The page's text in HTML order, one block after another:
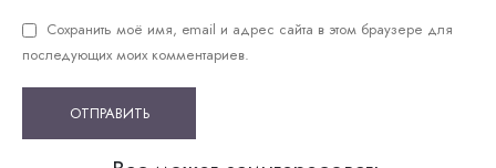
Сохранить моё имя, email и адрес сайта в этом браузере для
последующих моих комментариев.